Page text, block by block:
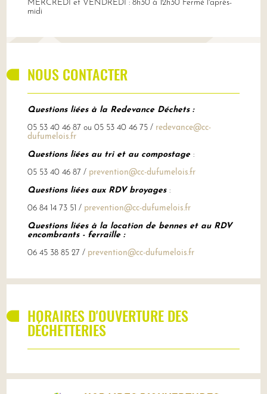
MERCREDI et VENDREDI : 8h30 à 12h30 Fermé l'après-
midi
NOUS CONTACTER
Questions liées à la Redevance Déchets :
05 53 40 46 87 ou 05 53 40 46 75 / redevance@cc-
dufumelois.fr
Questions liées au tri et au compostage :
05 53 40 46 87 / prevention@cc-dufumelois.fr
Questions liées aux RDV broyages :
06 84 14 73 51 / prevention@cc-dufumelois.fr
Questions liées à la location de bennes et au RDV
encombrants - ferraille :
06 45 38 85 27 / prevention@cc-dufumelois.fr
HORAIRES D'OUVERTURE DES
DÉCHETTERIES